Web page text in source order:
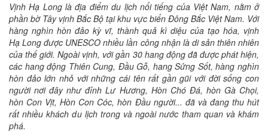
Vịnh Hạ Longlà địa điểm du lịch nổi tiếng của Việt Nam, nằm ở
phần bờ Tây vịnh Bắc Bộ tại khu vực biển Đông Bắc Việt Nam. Với
hàng nghìn hòn đảo kỳ vĩ, thành quả kì diệu của tạo hóa, vịnh
Hạ Longđược UNESCO nhiều lần công nhận là di sản thiên nhiên
của thế giới. Ngoài vịnh, với gần 30 hang động đã được phát hiện,
các hang động Thiên Cung, Ðầu Gỗ, hang Sửng Sốt, hàng nghìn
hòn đảo lớn nhỏ với những cái tên rất gần gũi với đời sống con
người nơi đây như đỉnh Lư Hương, Hòn Chó Đá, hòn Gà Chọi,
hòn Con Vịt, Hòn Con Cóc, hòn Đầu người... đã và đang thu hút
rất nhiều khách du lịch trong và ngoài nước tham quan và khám
phá.